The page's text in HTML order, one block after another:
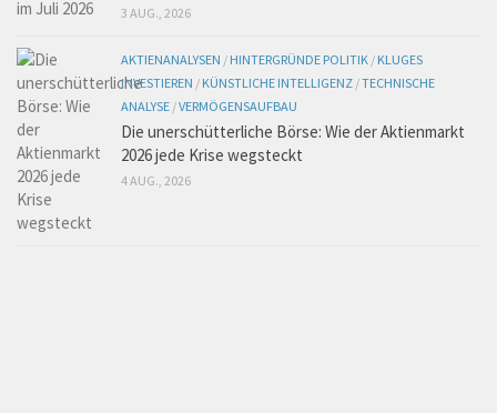
3 AUG., 2026
AKTIENANALYSEN / HINTERGRÜNDE POLITIK / KLUGES
INVESTIEREN / KÜNSTLICHE INTELLIGENZ /TECHNISCHE
ANALYSE /VERMÖGENSAUFBAU
Die unerschütterliche Börse: Wie der Aktienmarkt
2026 jede Krise wegsteckt
4 AUG., 2026